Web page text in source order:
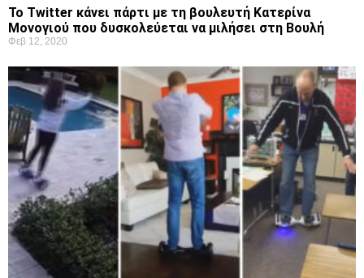
Το Twitter κάνει πάρτι με τη βουλευτή Κατερίνα
Μονογιού που δυσκολεύεται να μιλήσει στη Βουλή
Φεβ 12, 2020